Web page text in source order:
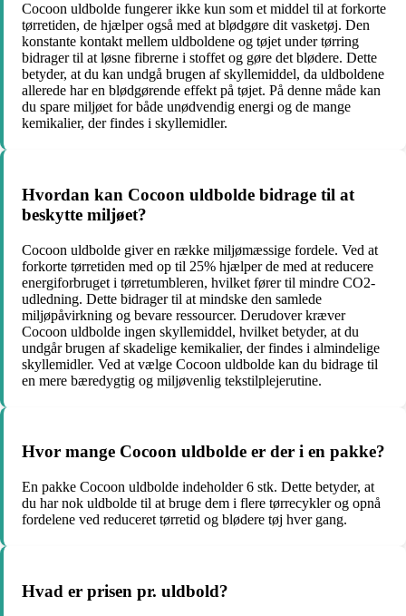
Cocoon uldbolde fungerer ikke kun som et middel til at forkorte
tørretiden, de hjælper også med at blødgøre dit vasketøj. Den
konstante kontakt mellem uldboldene og tøjet under tørring
bidrager til at løsne fibrerne i stoffet og gøre det blødere. Dette
betyder, at du kan undgå brugen af ​​skyllemiddel, da uldboldene
allerede har en blødgørende effekt på tøjet. På denne måde kan
du spare miljøet for både unødvendig energi og de mange
kemikalier, der findes i skyllemidler.
Hvordan kan Cocoon uldbolde bidrage til at
beskytte miljøet?
Cocoon uldbolde giver en række miljømæssige fordele. Ved at
forkorte tørretiden med op til 25% hjælper de med at reducere
energiforbruget i tørretumbleren, hvilket fører til mindre CO2-
udledning. Dette bidrager til at mindske den samlede
miljøpåvirkning og bevare ressourcer. Derudover kræver
Cocoon uldbolde ingen skyllemiddel, hvilket betyder, at du
undgår brugen af ​​skadelige kemikalier, der findes i almindelige
skyllemidler. Ved at vælge Cocoon uldbolde kan du bidrage til
en mere bæredygtig og miljøvenlig tekstilplejerutine.
Hvor mange Cocoon uldbolde er der i en pakke?
En pakke Cocoon uldbolde indeholder 6 stk. Dette betyder, at
du har nok uldbolde til at bruge dem i flere tørrecykler og opnå
fordelene ved reduceret tørretid og blødere tøj hver gang.
Hvad er prisen pr. uldbold?